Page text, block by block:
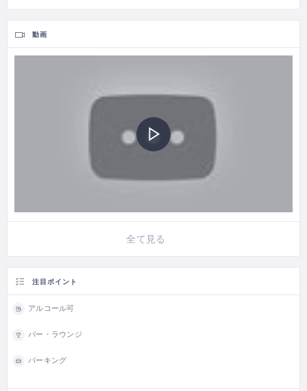
動画
全て見る
注目ポイント
アルコール可
バー・ラウンジ
パーキング